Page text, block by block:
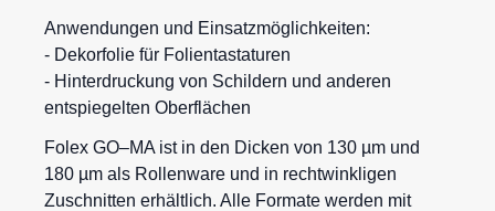
Anwendungen und Einsatzmöglichkeiten:
- Dekorfolie für Folientastaturen
- Hinterdruckung von Schildern und anderen
entspiegelten Oberflächen
Folex GO–MA ist in den Dicken von 130 µm und
180 µm als Rollenware und in rechtwinkligen
Zuschnitten erhältlich. Alle Formate werden mit